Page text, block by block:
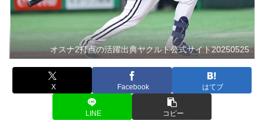
オスナ2打点の活躍出典ヤクルト公式サイト20250525
X Facebook はてブ
LINE コピー